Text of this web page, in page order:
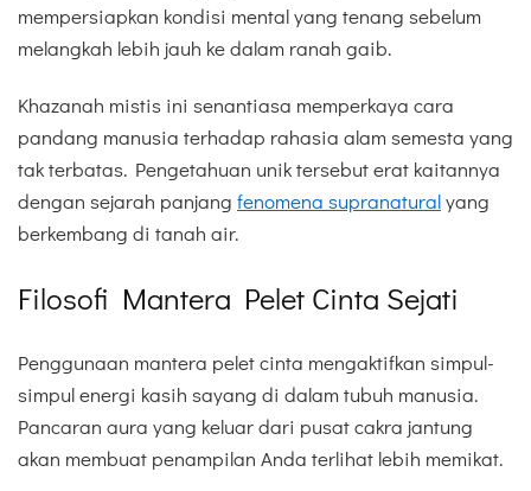
mempersiapkan kondisi mental yang tenang sebelum
melangkah lebih jauh ke dalam ranah gaib.
Khazanah mistis ini senantiasa memperkaya cara
pandang manusia terhadap rahasia alam semesta yang
tak terbatas. Pengetahuan unik tersebut erat kaitannya
dengan sejarah panjang fenomena supranaturalyang
berkembang di tanah air.
Filosofi Mantera Pelet Cinta Sejati
Penggunaan mantera pelet cinta mengaktifkan simpul-
simpul energi kasih sayang di dalam tubuh manusia.
Pancaran aura yang keluar dari pusat cakra jantung
akan membuat penampilan Anda terlihat lebih memikat.